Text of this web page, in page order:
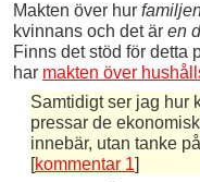
Makten över hur
kvinnans och det är en
Finns det stöd för detta
har makten över
Samtidigt ser jag hur
pressar de
innebär, utan tanke
[kommentar 1]